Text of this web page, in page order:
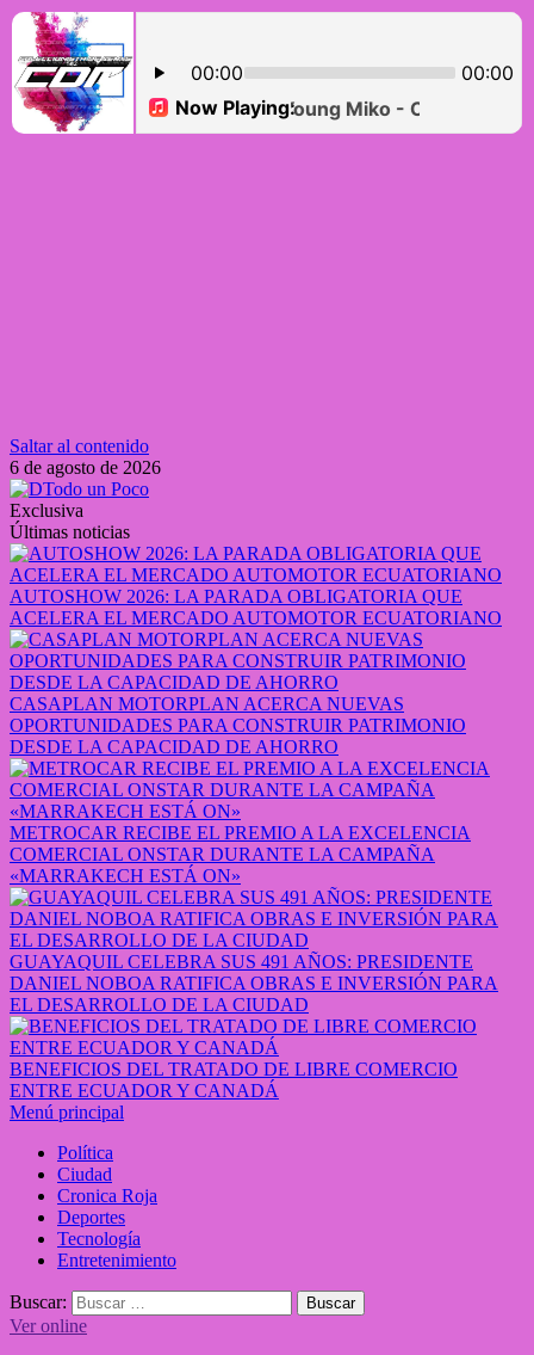
Saltar al contenido
6 de agosto de 2026
Exclusiva
Últimas noticias
AUTOSHOW 2026: LA PARADA OBLIGATORIA QUE
ACELERA EL MERCADO AUTOMOTOR ECUATORIANO
CASAPLAN MOTORPLAN ACERCA NUEVAS
OPORTUNIDADES PARA CONSTRUIR PATRIMONIO
DESDE LA CAPACIDAD DE AHORRO
METROCAR RECIBE EL PREMIO A LA EXCELENCIA
COMERCIAL ONSTAR DURANTE LA CAMPAÑA
«MARRAKECH ESTÁ ON»
GUAYAQUIL CELEBRA SUS 491 AÑOS: PRESIDENTE
DANIEL NOBOA RATIFICA OBRAS E INVERSIÓN PARA
EL DESARROLLO DE LA CIUDAD
BENEFICIOS DEL TRATADO DE LIBRE COMERCIO
ENTRE ECUADOR Y CANADÁ
Menú principal
Política
Ciudad
Cronica Roja
Deportes
Tecnología
Entretenimiento
Buscar:
Ver online